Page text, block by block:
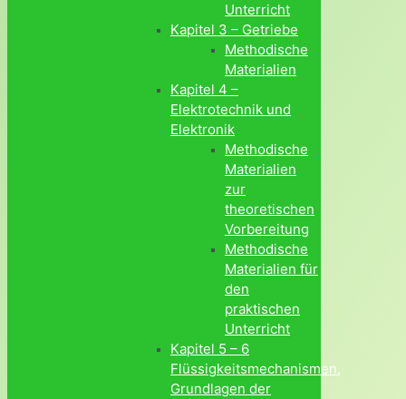
Unterricht
Kapitel 3 – Getriebe
Methodische
Materialien
Kapitel 4 –
Elektrotechnik und
Elektronik
Methodische
Materialien
zur
theoretischen
Vorbereitung
Methodische
Materialien für
den
praktischen
Unterricht
Kapitel 5 – 6
Flüssigkeitsmechanismen,
Grundlagen der